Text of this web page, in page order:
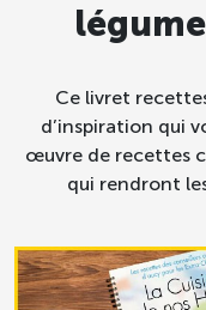
Ce livret
d’inspiration qui
œuvre de recettes
qui rendront